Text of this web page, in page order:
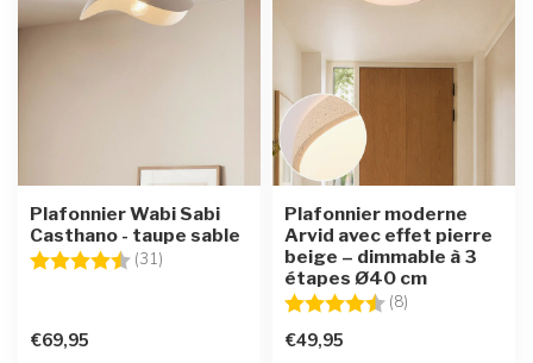
Plafonnier Wabi Sabi
Casthano - taupe sable
Note:
(31)
€69,95
Plafonnier moderne
Arvid avec effet pierre
beige – dimmable à 3
étapes Ø40 cm
Note:
(8)
€49,95